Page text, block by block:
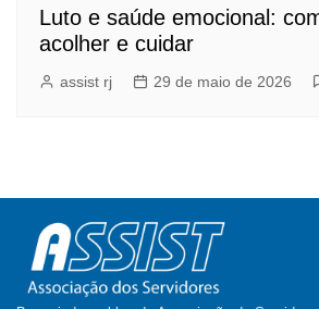
Luto e saúde emocional:
acolher e cuidar
assist rj 29 de maio de 2026